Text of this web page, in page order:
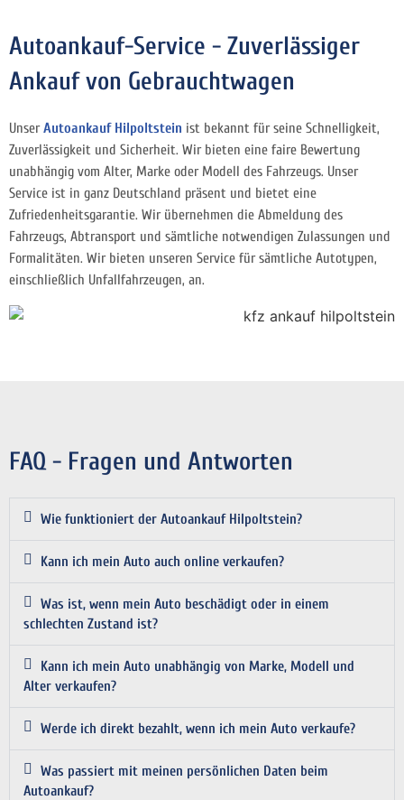
Autoankauf-Service - Zuverlässiger
Ankauf von Gebrauchtwagen
UnserAutoankauf Hilpoltstein ist bekannt für seine Schnelligkeit,
Zuverlässigkeit und Sicherheit. Wir bieten eine faire Bewertung
unabhängig vom Alter, Marke oder Modell des Fahrzeugs. Unser
Service ist in ganz Deutschland präsent und bietet eine
Zufriedenheitsgarantie. Wir übernehmen die Abmeldung des
Fahrzeugs, Abtransport und sämtliche notwendigen Zulassungen und
Formalitäten. Wir bieten unseren Service für sämtliche Autotypen,
einschließlich Unfallfahrzeugen, an.
FAQ - Fragen und Antworten
Wie funktioniert der Autoankauf Hilpoltstein?
Kann ich mein Auto auch online verkaufen?
Was ist, wenn mein Auto beschädigt oder in einem
schlechten Zustand ist?
Kann ich mein Auto unabhängig von Marke, Modell und
Alter verkaufen?
Werde ich direkt bezahlt, wenn ich mein Auto verkaufe?
Was passiert mit meinen persönlichen Daten beim
Autoankauf?